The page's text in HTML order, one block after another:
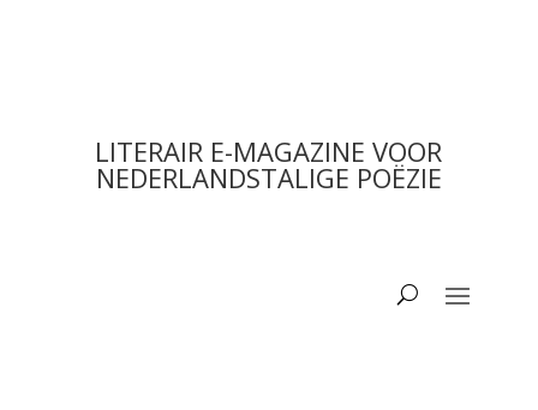
LITERAIR E-MAGAZINE VOOR
NEDERLANDSTALIGE POËZIE